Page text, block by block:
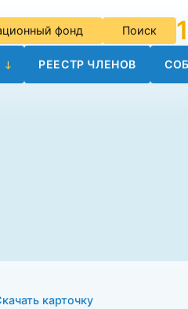
фонд Поиск
РЕЕСТР ЧЛЕНОВ
карточку